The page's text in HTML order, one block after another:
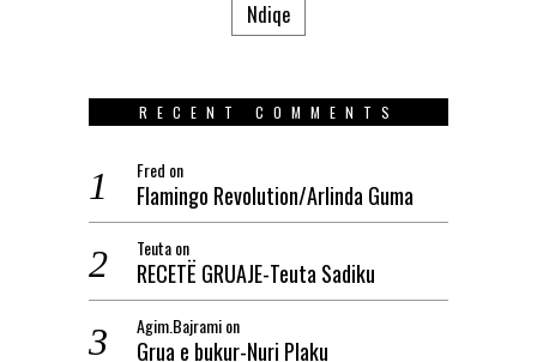
Ndiqe
RECENT COMMENTS
Fred on
Flamingo Revolution/Arlinda Guma
Teutaon
RECETË GRUAJE-Teuta Sadiku
Agim.Bajramion
Grua e bukur-Nuri Plaku